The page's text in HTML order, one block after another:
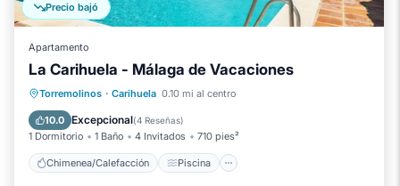
Precio bajó
Apartamento
La Carihuela - Málaga de Vacaciones
Torremolinos · Carihuela 0.10 mi al centro
10.0 Excepcional(4 Reseñas)
1 Dormitorio 1 Baño 4 Invitados 710 pies²
Chimenea/Calefacción Piscina
Chimenea/Calefacción
Piscina
Balcón/Terraza